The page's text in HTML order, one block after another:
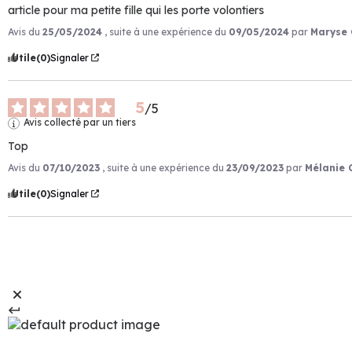
article pour ma petite fille qui les porte volontiers
Avis du 25/05/2024 , suite à une expérience du 09/05/2024 par Maryse
Utile(0)Signaler
5/5
Avis collecté par un tiers
Top
Avis du 07/10/2023 , suite à une expérience du 23/09/2023 par Mélanie
Utile(0)Signaler